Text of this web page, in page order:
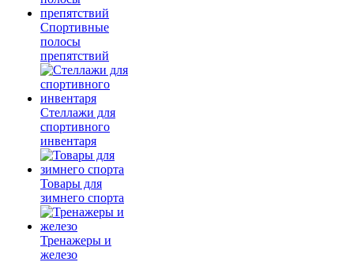
Спортивные
полосы
препятствий
Стеллажи для
спортивного
инвентаря
Товары для
зимнего спорта
Тренажеры и
железо